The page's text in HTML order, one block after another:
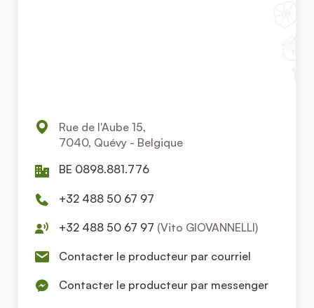
Rue de l'Aube 15,
7040, Quévy - Belgique
BE 0898.881.776
+32 488 50 67 97
+32 488 50 67 97 (Vito GIOVANNELLI)
Contacter le producteur par courriel
Contacter le producteur par messenger